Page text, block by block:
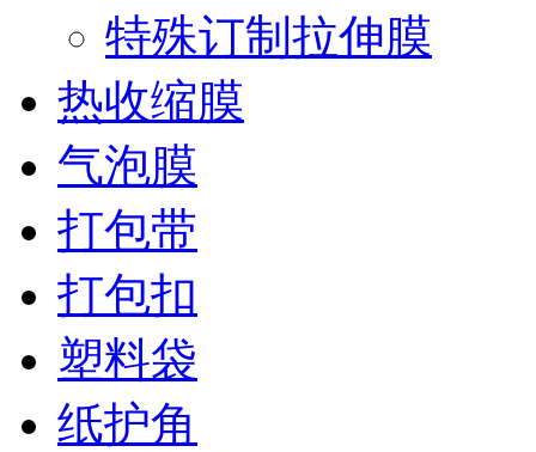
特殊订制拉伸膜
热收缩膜
气泡膜
打包带
打包扣
塑料袋
纸护角